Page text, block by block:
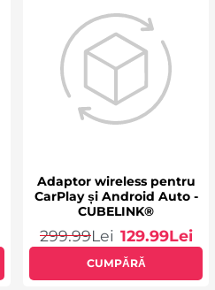
Adaptor wireless pentru
CarPlay și Android Auto -
CUBELINK®
299.99Lei 129.99Lei
CUMPĂRĂ